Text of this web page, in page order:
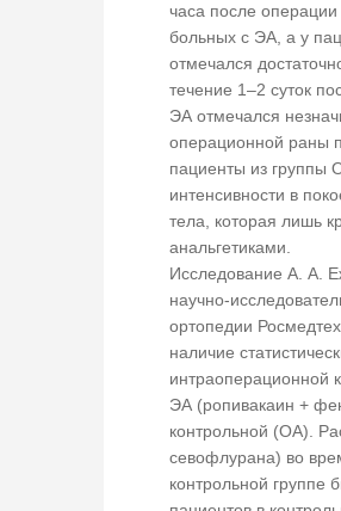
часа после операции
больных с ЭА, а у
отмечался
течение 1–2 суток
ЭА отмечался
операционной раны
пациенты из группы
интенсивности в
тела, которая лишь
анальгетиками.
Исследование А. А.
научно-
ортопедии
наличие
интраоперационной
ЭА (ропивакаин +
контрольной (ОА).
севофлурана) во
контрольной группе